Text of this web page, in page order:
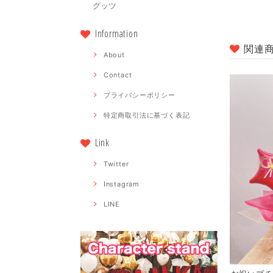
グッツ
Information
About
Contact
プライバシーポリシー
特定商取引法に基づく表記
Link
Twitter
Instagram
LINE
関連